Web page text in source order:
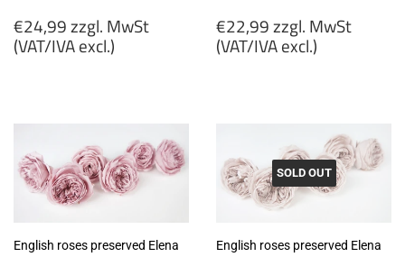
Regular
price
€24,99 zzgl. MwSt
(VAT/IVA excl.)
MwSt
(VAT/IVA
excl.)
Regular
price
€22,99 zzgl. MwSt
(VAT/IVA excl.)
(VAT/IVA
excl.)
English roses preserved Elena
SOLD OUT
English roses preserved Elena